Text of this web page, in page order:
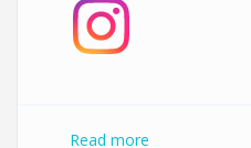
Read more